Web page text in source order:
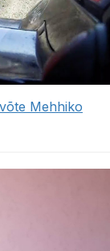
Mehhiko